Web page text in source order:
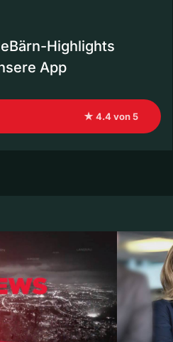
Highlights
App
★ 4.4 von 5